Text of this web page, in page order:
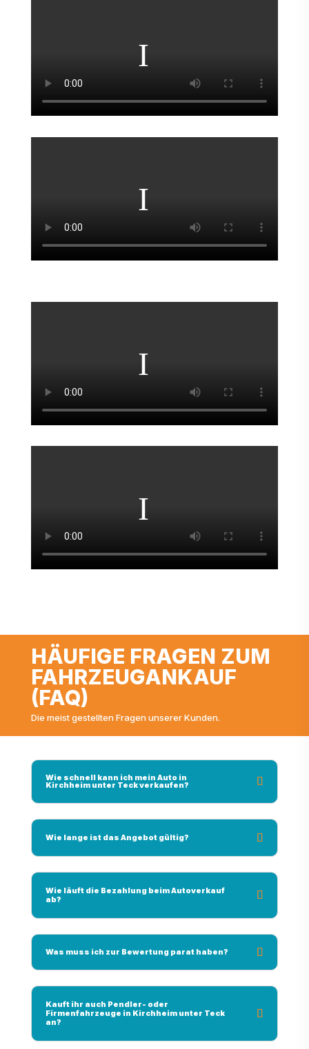
HÄUFIGE FRAGEN ZUM
FAHRZEUGANKAUF
(FAQ)
Die meist gestellten Fragen unserer Kunden.
Wie schnell kann ich mein Auto in
Kirchheim unter Teck verkaufen?
Wie lange ist das Angebot gültig?
Wie läuft die Bezahlung beim Autoverkauf
ab?
Was muss ich zur Bewertung parat haben?
Kauft ihr auch Pendler- oder
Firmenfahrzeuge in Kirchheim unter Teck
an?